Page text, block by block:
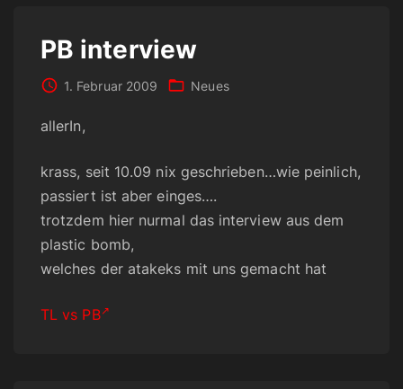
PB interview
1. Februar 2009 Neues
allerIn,
krass, seit 10.09 nix geschrieben…wie peinlich,
passiert ist aber einges….
trotzdem hier nurmal das interview aus dem
plastic bomb,
welches der atakeks mit uns gemacht hat
TL vs PB